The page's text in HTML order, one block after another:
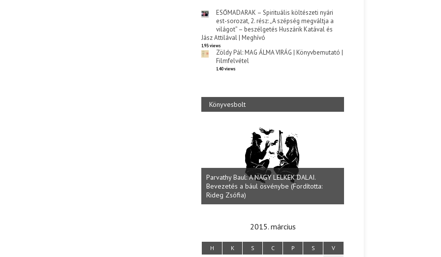
ESŐMADARAK – Spirituális költészeti nyári
est-sorozat, 2. rész: „A szépség megváltja a
világot” – beszélgetés Huszárik Katával és
Jász Attilával | Meghívó
193 views
Zöldy Pál: MAG ÁLMA VIRÁG | Könyvbemutató |
Filmfelvétel
140 views
Könyvesbolt
Parvathy Baul: A NAGY LELKEK DALAI.
Bevezetés a bául ösvénybe (Fordította:
Rideg Zsófia)
2015. március
H K S C P S V